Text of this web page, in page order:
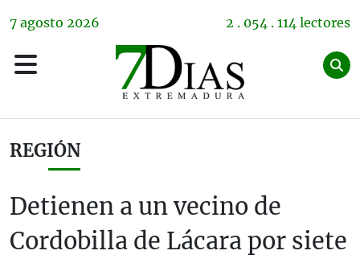
7 agosto 2026 2 . 054 . 114 lectores
REGIÓN
Detienen a un vecino de
Cordobilla de Lácara por siete